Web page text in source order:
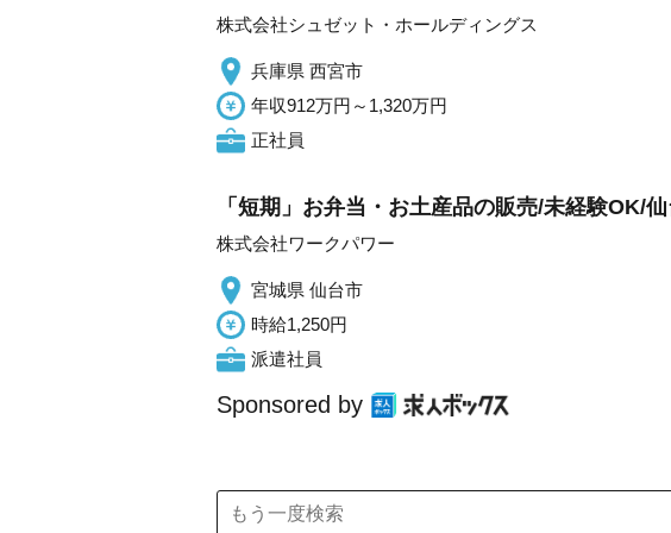
株式会社シュゼット・ホールディングス
兵庫県 西宮市
年収912万円～1,320万円
正社員
「短期」お弁当・お土産品の販売/未経験OK/
株式会社ワークパワー
宮城県 仙台市
時給1,250円
派遣社員
Sponsored by